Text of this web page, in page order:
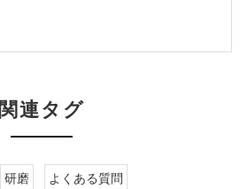
関連タグ
研磨 よくある質問